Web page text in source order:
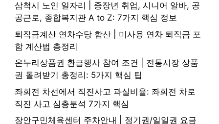
삼척시 노인 일자리 | 중장년 취업, 시니어 알바, 공
공근로, 종합복지관 A to Z: 7가지 핵심 정보
퇴직금계산 연차수당 합산 | 미사용 연차 퇴직금 포
함 계산법 총정리
온누리상품권 환급행사 참여 조건 | 전통시장 상품
권 돌려받기 총정리: 5가지 핵심 팁
좌회전 차선에서 직진사고 과실비율: 좌회전 차로
직진 사고 심층분석 7가지 핵심
장안구민체육센터 주차안내 | 정기권/일일권 요금